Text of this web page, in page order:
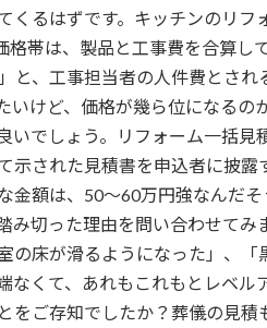
るはずです。キッチンのリ
帯は、製品と工事費を合算し
、工事担当者の人件費とさ
けど、価格が幾ら位になるの
でしょう。リフォーム一括
された見積書を申込者に披
額は、50～60万円強なんだそ
切った理由を問い合わせて
床が滑るようになった」、
くて、あれもこれもとレベル
ご存知でしたか？葬儀の見